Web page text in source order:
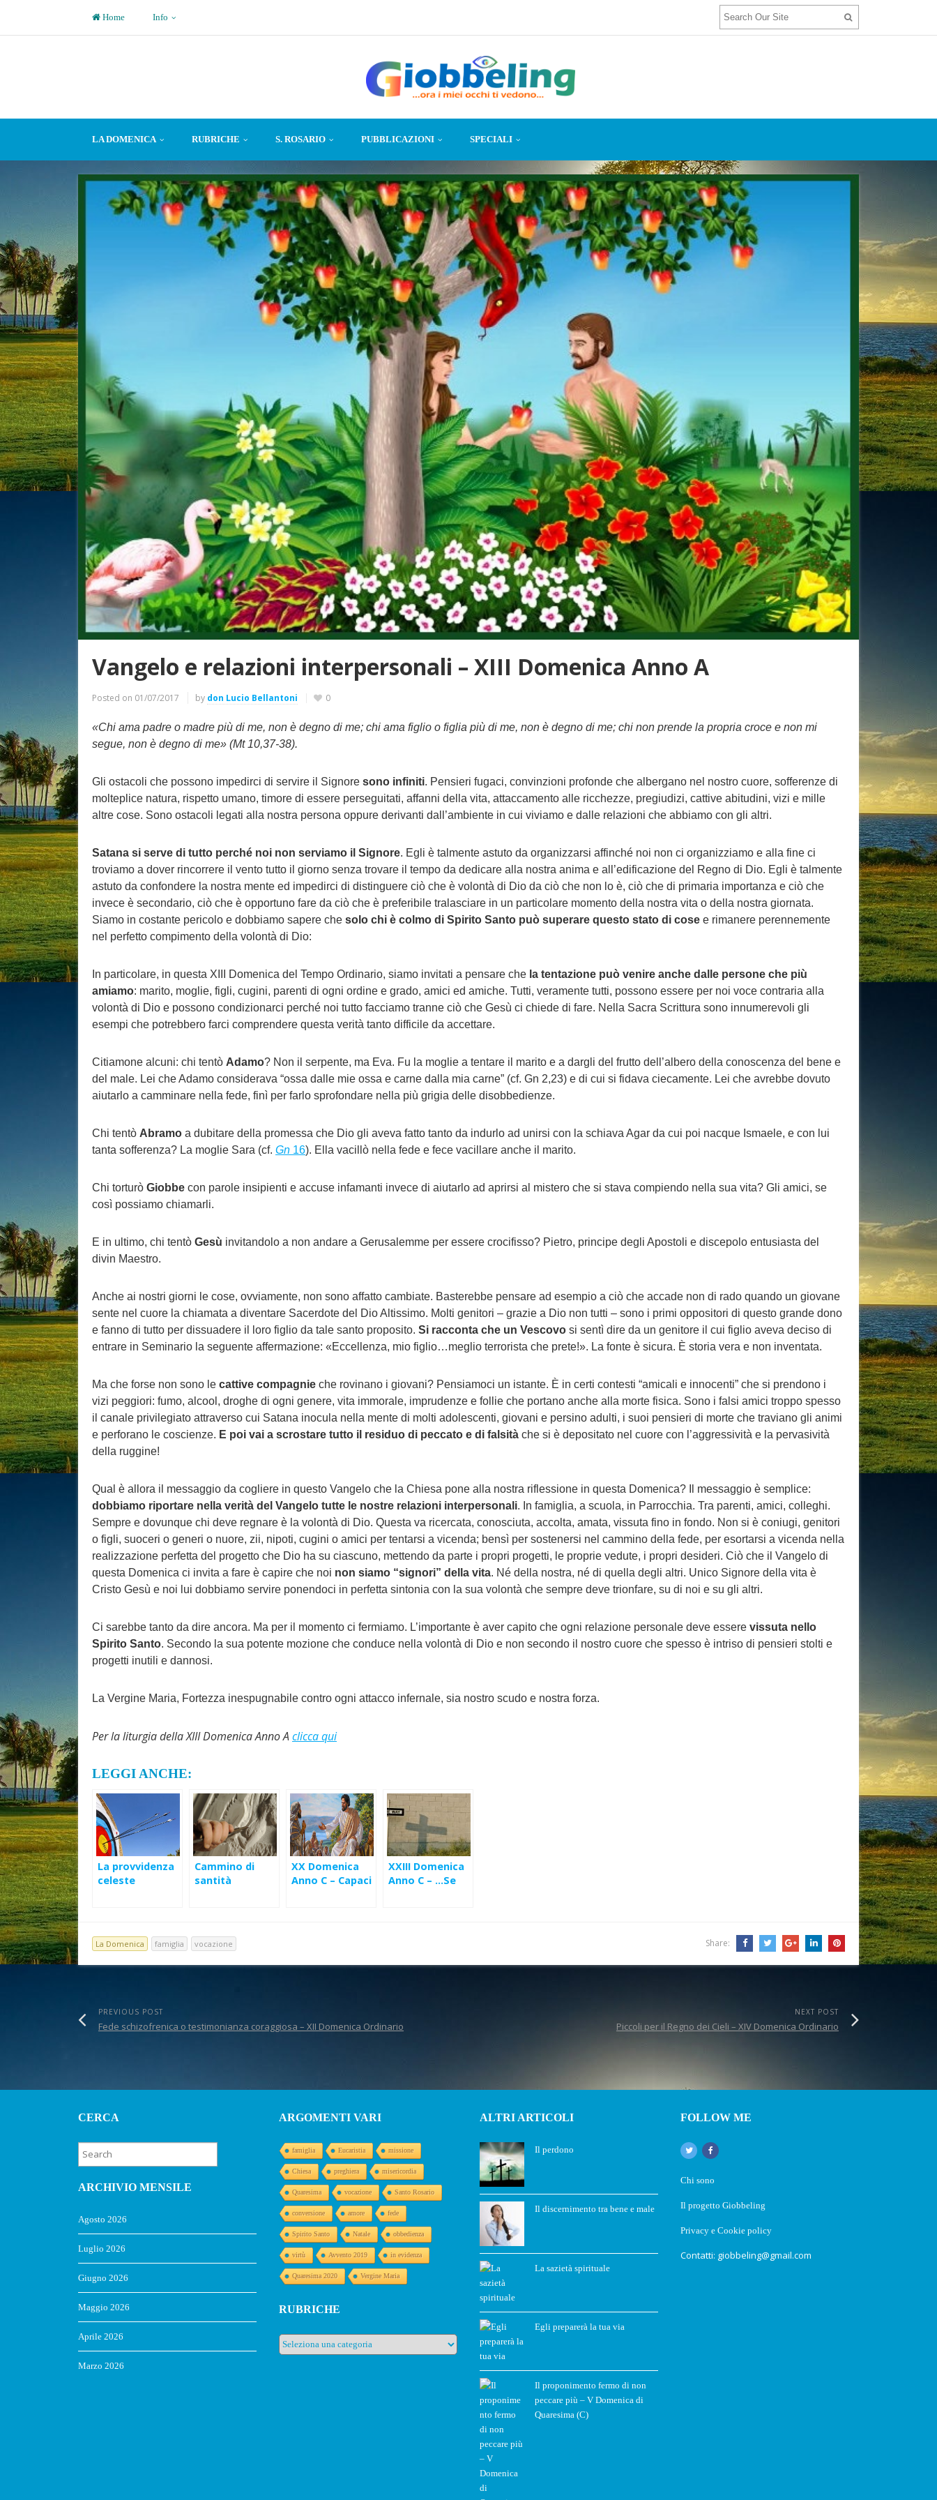
Home Info
LA DOMENICA RUBRICHE S. ROSARIO PUBBLICAZIONI SPECIALI
Vangelo e relazioni interpersonali – XIII Domenica Anno A
Posted on 01/07/2017 by don Lucio Bellantoni 0
«Chi ama padre o madre più di me, non è degno di me; chi ama figlio o figlia più di me, non è degno di me; chi non prende la propria croce e non mi
segue, non è degno di me» (Mt 10,37-38).
Gli ostacoli che possono impedirci di servire il Signore sono infiniti. Pensieri fugaci, convinzioni profonde che albergano nel nostro cuore, sofferenze di
molteplice natura, rispetto umano, timore di essere perseguitati, affanni della vita, attaccamento alle ricchezze, pregiudizi, cattive abitudini, vizi e mille
altre cose. Sono ostacoli legati alla nostra persona oppure derivanti dall’ambiente in cui viviamo e dalle relazioni che abbiamo con gli altri.
Satana si serve di tutto perché noi non serviamo il Signore. Egli è talmente astuto da organizzarsi affinché noi non ci organizziamo e alla fine ci
troviamo a dover rincorrere il vento tutto il giorno senza trovare il tempo da dedicare alla nostra anima e all’edificazione del Regno di Dio. Egli è talmente
astuto da confondere la nostra mente ed impedirci di distinguere ciò che è volontà di Dio da ciò che non lo è, ciò che di primaria importanza e ciò che
invece è secondario, ciò che è opportuno fare da ciò che è preferibile tralasciare in un particolare momento della nostra vita o della nostra giornata.
Siamo in costante pericolo e dobbiamo sapere che solo chi è colmo di Spirito Santo può superare questo stato di cose e rimanere perennemente
nel perfetto compimento della volontà di Dio:
In particolare, in questa XIII Domenica del Tempo Ordinario, siamo invitati a pensare che la tentazione può venire anche dalle persone che più
amiamo: marito, moglie, figli, cugini, parenti di ogni ordine e grado, amici ed amiche. Tutti, veramente tutti, possono essere per noi voce contraria alla
volontà di Dio e possono condizionarci perché noi tutto facciamo tranne ciò che Gesù ci chiede di fare. Nella Sacra Scrittura sono innumerevoli gli
esempi che potrebbero farci comprendere questa verità tanto difficile da accettare.
Citiamone alcuni: chi tentò Adamo? Non il serpente, ma Eva. Fu la moglie a tentare il marito e a dargli del frutto dell’albero della conoscenza del bene e
del male. Lei che Adamo considerava “ossa dalle mie ossa e carne dalla mia carne” (cf. Gn 2,23) e di cui si fidava ciecamente. Lei che avrebbe dovuto
aiutarlo a camminare nella fede, finì per farlo sprofondare nella più grigia delle disobbedienze.
Chi tentò Abramo a dubitare della promessa che Dio gli aveva fatto tanto da indurlo ad unirsi con la schiava Agar da cui poi nacque Ismaele, e con lui
tanta sofferenza? La moglie Sara (cf. Gn 16). Ella vacillò nella fede e fece vacillare anche il marito.
Chi torturò Giobbe con parole insipienti e accuse infamanti invece di aiutarlo ad aprirsi al mistero che si stava compiendo nella sua vita? Gli amici, se
così possiamo chiamarli.
E in ultimo, chi tentò Gesù invitandolo a non andare a Gerusalemme per essere crocifisso? Pietro, principe degli Apostoli e discepolo entusiasta del
divin Maestro.
Anche ai nostri giorni le cose, ovviamente, non sono affatto cambiate. Basterebbe pensare ad esempio a ciò che accade non di rado quando un giovane
sente nel cuore la chiamata a diventare Sacerdote del Dio Altissimo. Molti genitori – grazie a Dio non tutti – sono i primi oppositori di questo grande dono
e fanno di tutto per dissuadere il loro figlio da tale santo proposito. Si racconta che un Vescovo si sentì dire da un genitore il cui figlio aveva deciso di
entrare in Seminario la seguente affermazione: «Eccellenza, mio figlio…meglio terrorista che prete!». La fonte è sicura. È storia vera e non inventata.
Ma che forse non sono le cattive compagnie che rovinano i giovani? Pensiamoci un istante. È in certi contesti “amicali e innocenti” che si prendono i
vizi peggiori: fumo, alcool, droghe di ogni genere, vita immorale, imprudenze e follie che portano anche alla morte fisica. Sono i falsi amici troppo spesso
il canale privilegiato attraverso cui Satana inocula nella mente di molti adolescenti, giovani e persino adulti, i suoi pensieri di morte che traviano gli animi
e perforano le coscienze. E poi vai a scrostare tutto il residuo di peccato e di falsità che si è depositato nel cuore con l’aggressività e la pervasività
della ruggine!
Qual è allora il messaggio da cogliere in questo Vangelo che la Chiesa pone alla nostra riflessione in questa Domenica? Il messaggio è semplice:
dobbiamo riportare nella verità del Vangelo tutte le nostre relazioni interpersonali. In famiglia, a scuola, in Parrocchia. Tra parenti, amici, colleghi.
Sempre e dovunque chi deve regnare è la volontà di Dio. Questa va ricercata, conosciuta, accolta, amata, vissuta fino in fondo. Non si è coniugi, genitori
o figli, suoceri o generi o nuore, zii, nipoti, cugini o amici per tentarsi a vicenda; bensì per sostenersi nel cammino della fede, per esortarsi a vicenda nella
realizzazione perfetta del progetto che Dio ha su ciascuno, mettendo da parte i propri progetti, le proprie vedute, i propri desideri. Ciò che il Vangelo di
questa Domenica ci invita a fare è capire che noi non siamo “signori” della vita. Né della nostra, né di quella degli altri. Unico Signore della vita è
Cristo Gesù e noi lui dobbiamo servire ponendoci in perfetta sintonia con la sua volontà che sempre deve trionfare, su di noi e su gli altri.
Ci sarebbe tanto da dire ancora. Ma per il momento ci fermiamo. L’importante è aver capito che ogni relazione personale deve essere vissuta nello
Spirito Santo. Secondo la sua potente mozione che conduce nella volontà di Dio e non secondo il nostro cuore che spesso è intriso di pensieri stolti e
progetti inutili e dannosi.
La Vergine Maria, Fortezza inespugnabile contro ogni attacco infernale, sia nostro scudo e nostra forza.
Per la liturgia della XIII Domenica Anno Aclicca qui
LEGGI ANCHE:
La provvidenza
celeste
Cammino di
santità
XX Domenica
Anno C – Capaci
XXIII Domenica
Anno C – …Se
La Domenica famiglia vocazione Share:
PREVIOUS POST
Fede schizofrenica o testimonianza coraggiosa – XII Domenica Ordinario
NEXT POST
Piccoli per il Regno dei Cieli – XIV Domenica Ordinario
CERCA
ARCHIVIO MENSILE
Agosto 2026
Luglio 2026
Giugno 2026
Maggio 2026
Aprile 2026
Marzo 2026
ARGOMENTI VARI
famiglia Eucaristia missione
Chiesa preghiera misericordia
Quaresima vocazione Santo Rosario
conversione amore fede
Spirito Santo Natale obbedienza
virtù Avvento 2019 in evidenza
Quaresima 2020 Vergine Maria
RUBRICHE
Rubriche
ALTRI ARTICOLI
Il perdono
Il discernimento tra bene e male
La sazietà spirituale
Egli preparerà la tua via
Il proponimento fermo di non
peccare più – V Domenica di
Quaresima (C)
FOLLOW ME
Chi sono
Il progetto Giobbeling
Privacy e Cookie policy
Contatti: giobbeling@gmail.com